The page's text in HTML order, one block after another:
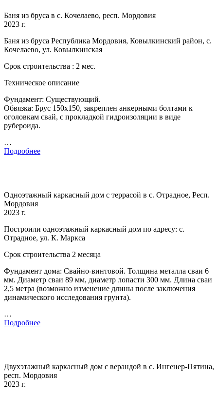
Баня из бруса в с. Кочелаево, респ. Мордовия
2023 г.
Баня из бруса Республика Мордовия, Ковылкинский район, с.
Кочелаево, ул. Ковылкинская
Срок строительства : 2 мес.
Техническое описание
Фундамент: Существующий.
Обвязка: Брус 150х150, закреплен анкерными болтами к
оголовкам свай, с прокладкой гидроизоляции в виде
рубероида.
…
Подробнее
Одноэтажный каркасный дом с террасой в с. Отрадное, Респ.
Мордовия
2023 г.
Построили одноэтажный каркасный дом по адресу: с.
Отрадное, ул. К. Маркса
Срок строительства 2 месяца
Фундамент дома: Свайно-винтовой. Толщина металла сваи 6
мм. Диаметр сваи 89 мм, диаметр лопасти 300 мм. Длина сваи
2,5 метра (возможно изменение длины после заключения
динамического исследования грунта).
…
Подробнее
Двухэтажный каркасный дом с верандой в с. Ингенер-Пятина,
респ. Мордовия
2023 г.